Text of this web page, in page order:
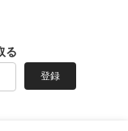
る
登録